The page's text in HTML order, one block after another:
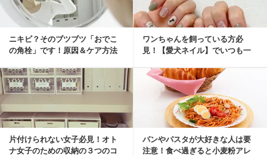
ニキビ？そのブツブツ「おでこ
の角栓」です！原因＆ケア方法
ワンちゃんを飼っている方必
見！【愛犬ネイル】でいつも一
片付けられない女子必見！オト
ナ女子のための収納の３つのコ
パンやパスタが大好きな人は要
注意！食べ過ぎると小麦粉アレ